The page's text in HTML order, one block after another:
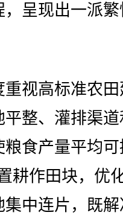
呈现出一派
视高标准农田
整、灌排渠
食产量平均
耕作田块，优
中连片，既